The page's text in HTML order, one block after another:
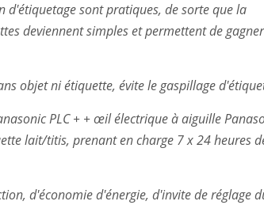
sont pratiques, de sorte que la
deviennent simples et permettent de
objet ni étiquette, évite le gaspillage
PLC + + œil électrique à aiguille
lait/titis, prenant en charge 7 x 24 heures
d'économie d'énergie, d'invite de réglage